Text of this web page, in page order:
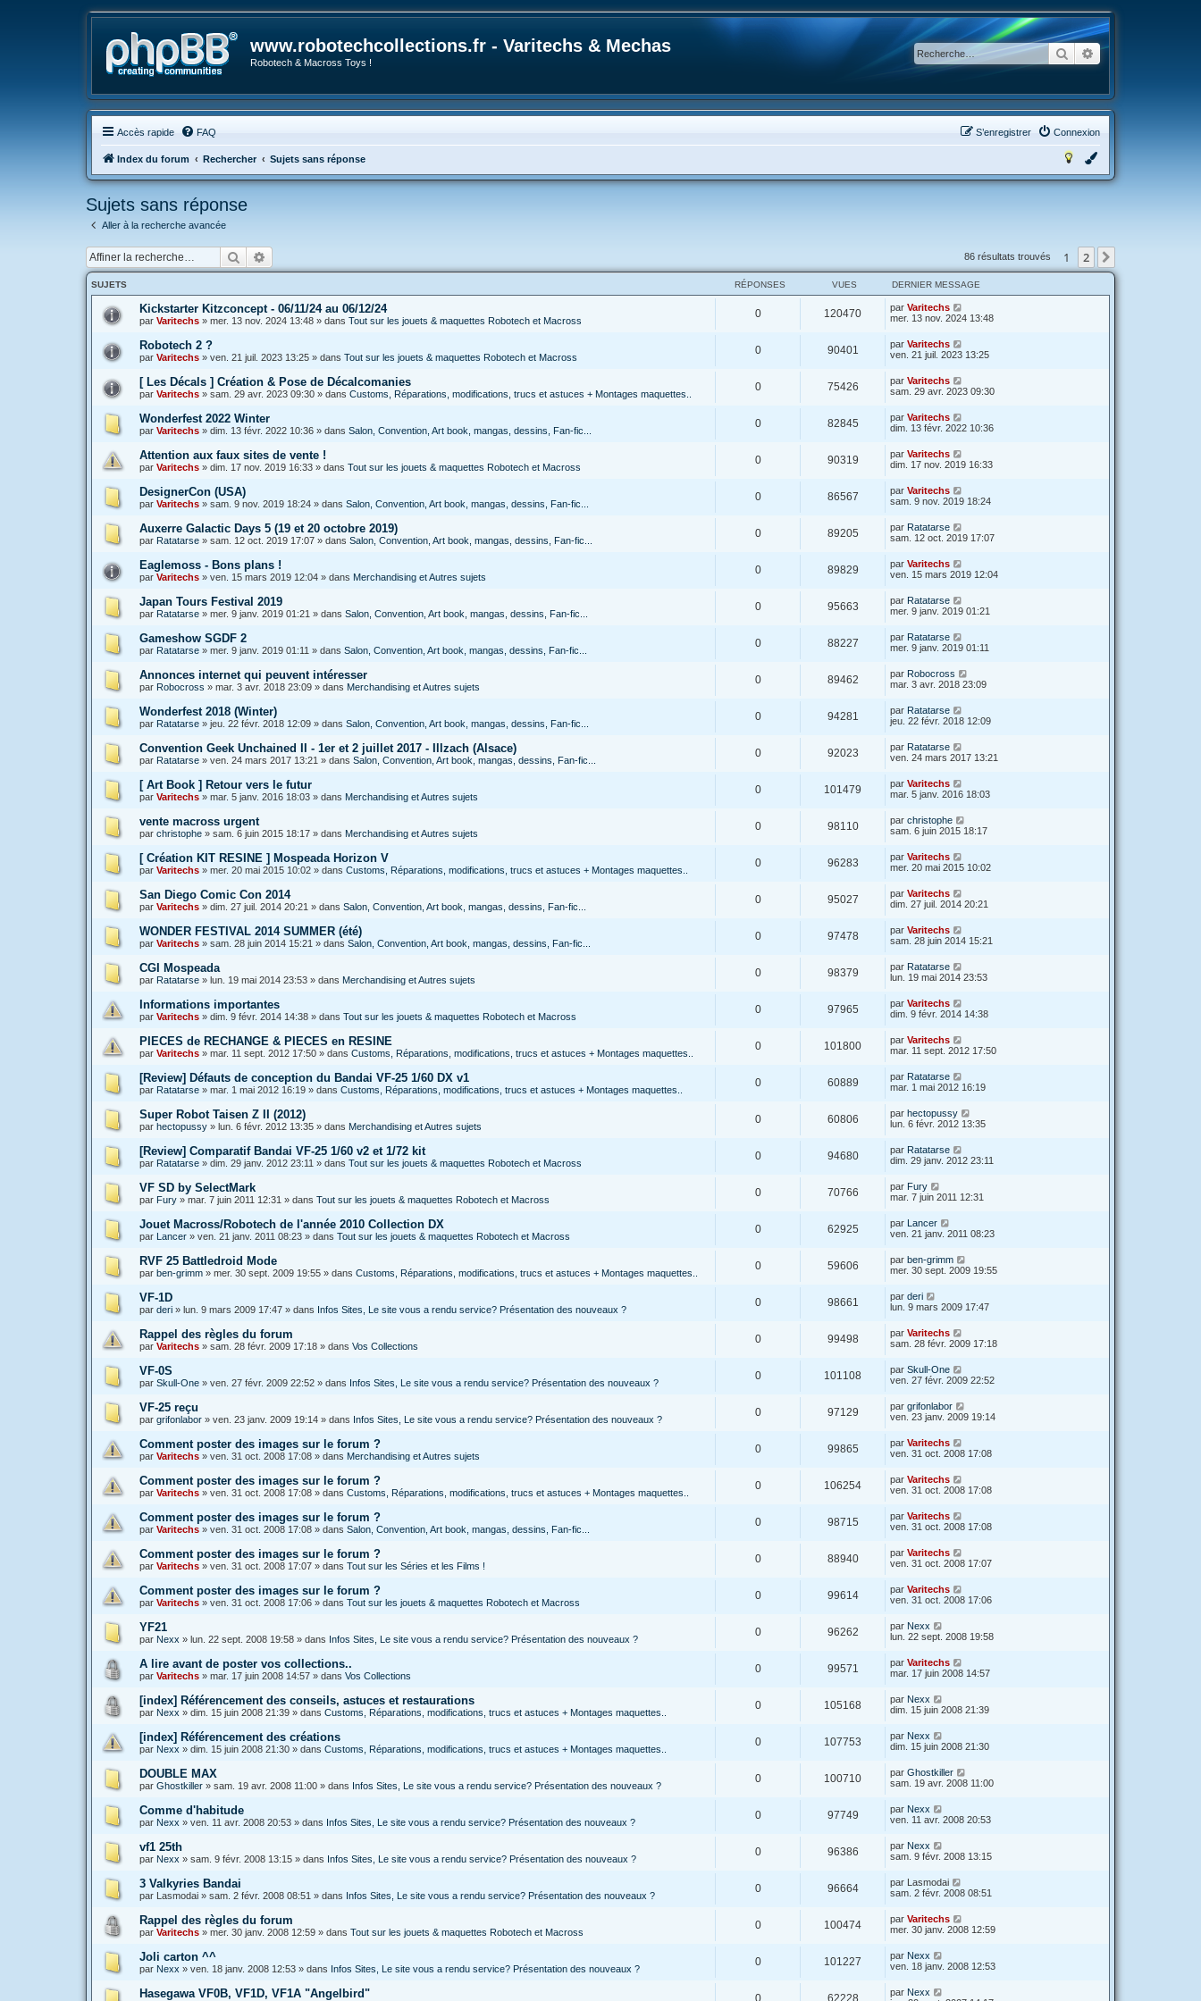
www.robotechcollections.fr - Varitechs & Mechas
Robotech & Macross Toys !
RechercherRecherche avancée
Accès rapide FAQ Connexion
S’enregistrer
Index du forum Rechercher Sujets sans réponse
Sujets sans réponse
Aller à la recherche avancée
Rechercher 86 résultats trouvés 1 2
SUJETS RÉPONSES VUES DERNIER MESSAGE
Kickstarter Kitzconcept - 06/11/24 au 06/12/24
par Varitechs » mer. 13 nov. 2024 13:48 » dans Tout sur les jouets & maquettes Robotech et Macross
0 120470 par Varitechs
mer. 13 nov. 2024 13:48
Robotech 2 ?
par Varitechs » ven. 21 juil. 2023 13:25 » dans Tout sur les jouets & maquettes Robotech et Macross
0 90401 par Varitechs
ven. 21 juil. 2023 13:25
[ Les Décals ] Création & Pose de Décalcomanies
par Varitechs » sam. 29 avr. 2023 09:30 » dans Customs, Réparations, modifications, trucs et astuces + Montages maquettes..
0 75426 par Varitechs
sam. 29 avr. 2023 09:30
Wonderfest 2022 Winter
par Varitechs » dim. 13 févr. 2022 10:36 » dans Salon, Convention, Art book, mangas, dessins, Fan-fic...
0 82845 par Varitechs
dim. 13 févr. 2022 10:36
Attention aux faux sites de vente !
par Varitechs » dim. 17 nov. 2019 16:33 » dans Tout sur les jouets & maquettes Robotech et Macross
0 90319 par Varitechs
dim. 17 nov. 2019 16:33
DesignerCon (USA)
par Varitechs » sam. 9 nov. 2019 18:24 » dans Salon, Convention, Art book, mangas, dessins, Fan-fic...
0 86567 par Varitechs
sam. 9 nov. 2019 18:24
Auxerre Galactic Days 5 (19 et 20 octobre 2019)
par Ratatarse » sam. 12 oct. 2019 17:07 » dans Salon, Convention, Art book, mangas, dessins, Fan-fic...
0 89205 par Ratatarse
sam. 12 oct. 2019 17:07
Eaglemoss - Bons plans !
par Varitechs » ven. 15 mars 2019 12:04 » dans Merchandising et Autres sujets
0 89829 par Varitechs
ven. 15 mars 2019 12:04
Japan Tours Festival 2019
par Ratatarse » mer. 9 janv. 2019 01:21 » dans Salon, Convention, Art book, mangas, dessins, Fan-fic...
0 95663 par Ratatarse
mer. 9 janv. 2019 01:21
Gameshow SGDF 2
par Ratatarse » mer. 9 janv. 2019 01:11 » dans Salon, Convention, Art book, mangas, dessins, Fan-fic...
0 88227 par Ratatarse
mer. 9 janv. 2019 01:11
Annonces internet qui peuvent intéresser
par Robocross » mar. 3 avr. 2018 23:09 » dans Merchandising et Autres sujets
0 89462 par Robocross
mar. 3 avr. 2018 23:09
Wonderfest 2018 (Winter)
par Ratatarse » jeu. 22 févr. 2018 12:09 » dans Salon, Convention, Art book, mangas, dessins, Fan-fic...
0 94281 par Ratatarse
jeu. 22 févr. 2018 12:09
Convention Geek Unchained II - 1er et 2 juillet 2017 - Illzach (Alsace)
par Ratatarse » ven. 24 mars 2017 13:21 » dans Salon, Convention, Art book, mangas, dessins, Fan-fic...
0 92023 par Ratatarse
ven. 24 mars 2017 13:21
[ Art Book ] Retour vers le futur
par Varitechs » mar. 5 janv. 2016 18:03 » dans Merchandising et Autres sujets
0 101479 par Varitechs
mar. 5 janv. 2016 18:03
vente macross urgent
par christophe » sam. 6 juin 2015 18:17 » dans Merchandising et Autres sujets
0 98110 par christophe
sam. 6 juin 2015 18:17
[ Création KIT RESINE ] Mospeada Horizon V
par Varitechs » mer. 20 mai 2015 10:02 » dans Customs, Réparations, modifications, trucs et astuces + Montages maquettes..
0 96283 par Varitechs
mer. 20 mai 2015 10:02
San Diego Comic Con 2014
par Varitechs » dim. 27 juil. 2014 20:21 » dans Salon, Convention, Art book, mangas, dessins, Fan-fic...
0 95027 par Varitechs
dim. 27 juil. 2014 20:21
WONDER FESTIVAL 2014 SUMMER (été)
par Varitechs » sam. 28 juin 2014 15:21 » dans Salon, Convention, Art book, mangas, dessins, Fan-fic...
0 97478 par Varitechs
sam. 28 juin 2014 15:21
CGI Mospeada
par Ratatarse » lun. 19 mai 2014 23:53 » dans Merchandising et Autres sujets
0 98379 par Ratatarse
lun. 19 mai 2014 23:53
Informations importantes
par Varitechs » dim. 9 févr. 2014 14:38 » dans Tout sur les jouets & maquettes Robotech et Macross
0 97965 par Varitechs
dim. 9 févr. 2014 14:38
PIECES de RECHANGE & PIECES en RESINE
par Varitechs » mar. 11 sept. 2012 17:50 » dans Customs, Réparations, modifications, trucs et astuces + Montages maquettes..
0 101800 par Varitechs
mar. 11 sept. 2012 17:50
[Review] Défauts de conception du Bandai VF-25 1/60 DX v1
par Ratatarse » mar. 1 mai 2012 16:19 » dans Customs, Réparations, modifications, trucs et astuces + Montages maquettes..
0 60889 par Ratatarse
mar. 1 mai 2012 16:19
Super Robot Taisen Z II (2012)
par hectopussy » lun. 6 févr. 2012 13:35 » dans Merchandising et Autres sujets
0 60806 par hectopussy
lun. 6 févr. 2012 13:35
[Review] Comparatif Bandai VF-25 1/60 v2 et 1/72 kit
par Ratatarse » dim. 29 janv. 2012 23:11 » dans Tout sur les jouets & maquettes Robotech et Macross
0 94680 par Ratatarse
dim. 29 janv. 2012 23:11
VF SD by SelectMark
par Fury » mar. 7 juin 2011 12:31 » dans Tout sur les jouets & maquettes Robotech et Macross
0 70766 par Fury
mar. 7 juin 2011 12:31
Jouet Macross/Robotech de l'année 2010 Collection DX
par Lancer » ven. 21 janv. 2011 08:23 » dans Tout sur les jouets & maquettes Robotech et Macross
0 62925 par Lancer
ven. 21 janv. 2011 08:23
RVF 25 Battledroid Mode
par ben-grimm » mer. 30 sept. 2009 19:55 » dans Customs, Réparations, modifications, trucs et astuces + Montages maquettes..
0 59606 par ben-grimm
mer. 30 sept. 2009 19:55
VF-1D
par deri » lun. 9 mars 2009 17:47 » dans Infos Sites, Le site vous a rendu service? Présentation des nouveaux ?
0 98661 par deri
lun. 9 mars 2009 17:47
Rappel des règles du forum
par Varitechs » sam. 28 févr. 2009 17:18 » dans Vos Collections
0 99498 par Varitechs
sam. 28 févr. 2009 17:18
VF-0S
par Skull-One » ven. 27 févr. 2009 22:52 » dans Infos Sites, Le site vous a rendu service? Présentation des nouveaux ?
0 101108 par Skull-One
ven. 27 févr. 2009 22:52
VF-25 reçu
par grifonlabor » ven. 23 janv. 2009 19:14 » dans Infos Sites, Le site vous a rendu service? Présentation des nouveaux ?
0 97129 par grifonlabor
ven. 23 janv. 2009 19:14
Comment poster des images sur le forum ?
par Varitechs » ven. 31 oct. 2008 17:08 » dans Merchandising et Autres sujets
0 99865 par Varitechs
ven. 31 oct. 2008 17:08
Comment poster des images sur le forum ?
par Varitechs » ven. 31 oct. 2008 17:08 » dans Customs, Réparations, modifications, trucs et astuces + Montages maquettes..
0 106254 par Varitechs
ven. 31 oct. 2008 17:08
Comment poster des images sur le forum ?
par Varitechs » ven. 31 oct. 2008 17:08 » dans Salon, Convention, Art book, mangas, dessins, Fan-fic...
0 98715 par Varitechs
ven. 31 oct. 2008 17:08
Comment poster des images sur le forum ?
par Varitechs » ven. 31 oct. 2008 17:07 » dans Tout sur les Séries et les Films !
0 88940 par Varitechs
ven. 31 oct. 2008 17:07
Comment poster des images sur le forum ?
par Varitechs » ven. 31 oct. 2008 17:06 » dans Tout sur les jouets & maquettes Robotech et Macross
0 99614 par Varitechs
ven. 31 oct. 2008 17:06
YF21
par Nexx » lun. 22 sept. 2008 19:58 » dans Infos Sites, Le site vous a rendu service? Présentation des nouveaux ?
0 96262 par Nexx
lun. 22 sept. 2008 19:58
A lire avant de poster vos collections..
par Varitechs » mar. 17 juin 2008 14:57 » dans Vos Collections
0 99571 par Varitechs
mar. 17 juin 2008 14:57
[index] Référencement des conseils, astuces et restaurations
par Nexx » dim. 15 juin 2008 21:39 » dans Customs, Réparations, modifications, trucs et astuces + Montages maquettes..
0 105168 par Nexx
dim. 15 juin 2008 21:39
[index] Référencement des créations
par Nexx » dim. 15 juin 2008 21:30 » dans Customs, Réparations, modifications, trucs et astuces + Montages maquettes..
0 107753 par Nexx
dim. 15 juin 2008 21:30
DOUBLE MAX
par Ghostkiller » sam. 19 avr. 2008 11:00 » dans Infos Sites, Le site vous a rendu service? Présentation des nouveaux ?
0 100710 par Ghostkiller
sam. 19 avr. 2008 11:00
Comme d'habitude
par Nexx » ven. 11 avr. 2008 20:53 » dans Infos Sites, Le site vous a rendu service? Présentation des nouveaux ?
0 97749 par Nexx
ven. 11 avr. 2008 20:53
vf1 25th
par Nexx » sam. 9 févr. 2008 13:15 » dans Infos Sites, Le site vous a rendu service? Présentation des nouveaux ?
0 96386 par Nexx
sam. 9 févr. 2008 13:15
3 Valkyries Bandai
par Lasmodai » sam. 2 févr. 2008 08:51 » dans Infos Sites, Le site vous a rendu service? Présentation des nouveaux ?
0 96664 par Lasmodai
sam. 2 févr. 2008 08:51
Rappel des règles du forum
par Varitechs » mer. 30 janv. 2008 12:59 » dans Tout sur les jouets & maquettes Robotech et Macross
0 100474 par Varitechs
mer. 30 janv. 2008 12:59
Joli carton ^^
par Nexx » ven. 18 janv. 2008 12:53 » dans Infos Sites, Le site vous a rendu service? Présentation des nouveaux ?
0 101227 par Nexx
ven. 18 janv. 2008 12:53
Hasegawa VF0B, VF1D, VF1A "Angelbird" 0 62228 par Nexx